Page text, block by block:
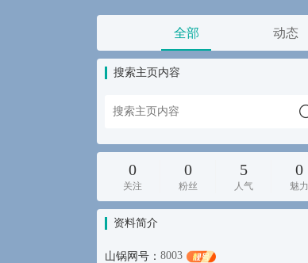
全部 动态
搜索主页内容
0
关注
0
粉丝
5
人气
0
魅力
资料简介
山锅网号： 8003